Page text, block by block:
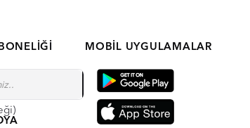
MOBIL UYGULAMALAR